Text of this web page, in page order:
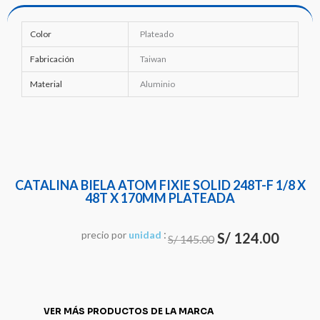
Color Plateado
Fabricación Taiwan
Material Aluminio
CATALINA BIELA ATOM FIXIE SOLID 248T-F 1/8 X
48T X 170MM PLATEADA
precio por unidad :S/145.00 El
S/ 124.00El
VER MÁS PRODUCTOS DE LA MARCA